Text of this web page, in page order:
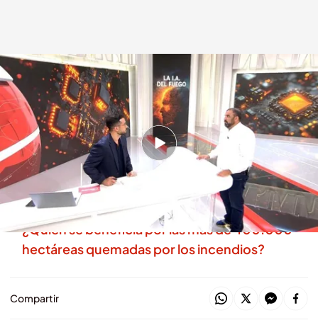
Daniel Montero, de Investigación Noticias Cuatro, en el plató con Álvaro
Berro
Noticias Cuatro
Redacción digital Noticias Cuatro Daniel Montero
29 AGO 2025 - 19:52h.
La Fiscalía trabaja desde hace años en un
proyecto para predecir la autoría de los
incendios con inteligencia artificial
¿Quién se beneficia por las más de 400.000
hectáreas quemadas por los incendios?
Compartir